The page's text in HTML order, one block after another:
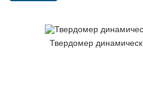
Твердомер